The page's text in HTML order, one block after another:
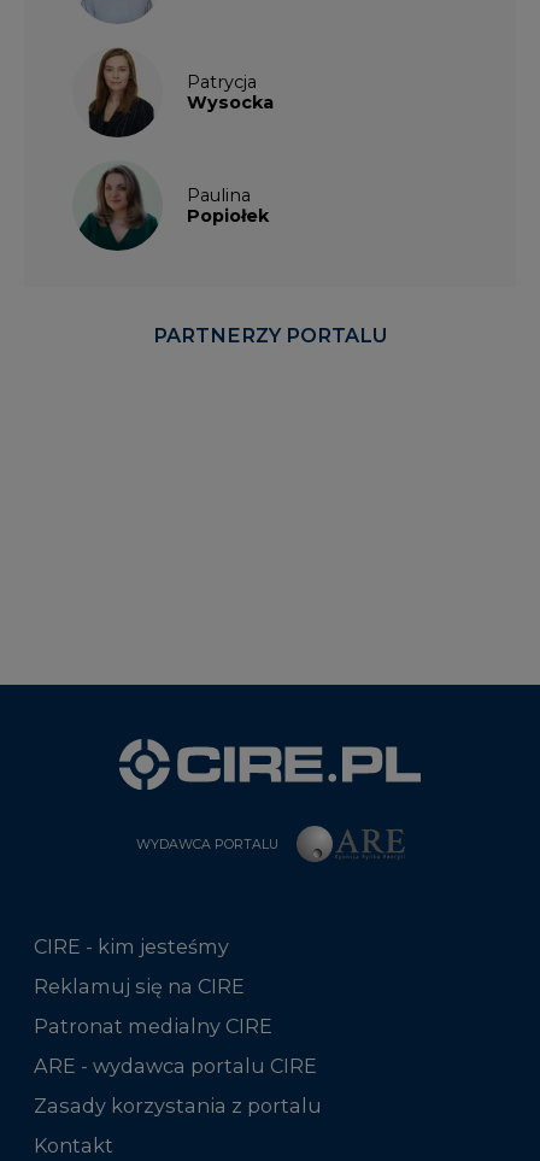
Patrycja
Wysocka
Paulina
Popiołek
PARTNERZY PORTALU
WYDAWCA PORTALU
CIRE - kim jesteśmy
Reklamuj się na CIRE
Patronat medialny CIRE
ARE - wydawca portalu CIRE
Zasady korzystania z portalu
Kontakt